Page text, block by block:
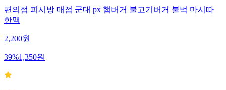
편의점 피시방 매점 군대 px 햄버거 불고기버거 불벅 마시따
한맥
2,200원
39%1,350원